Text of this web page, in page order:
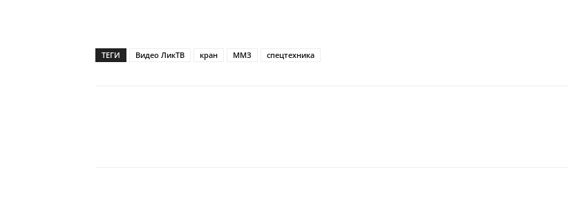
ТЕГИ Видео ЛикТВ кран ММЗ спецтехника